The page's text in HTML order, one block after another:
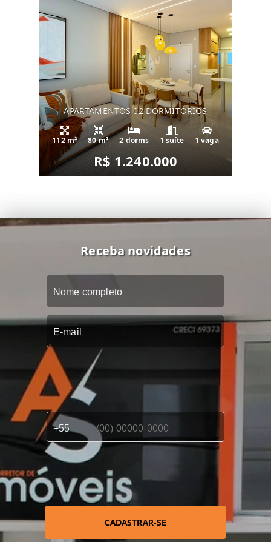
APARTAMENTOS 02 DORMITÓRIOS
112 m² 80 m² 2 dorms 1 suíte 1 vaga
R$ 1.240.000
Receba novidades
CADASTRAR-SE